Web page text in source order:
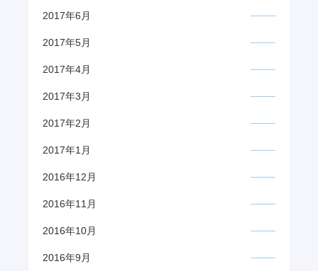
2017年6月
2017年5月
2017年4月
2017年3月
2017年2月
2017年1月
2016年12月
2016年11月
2016年10月
2016年9月